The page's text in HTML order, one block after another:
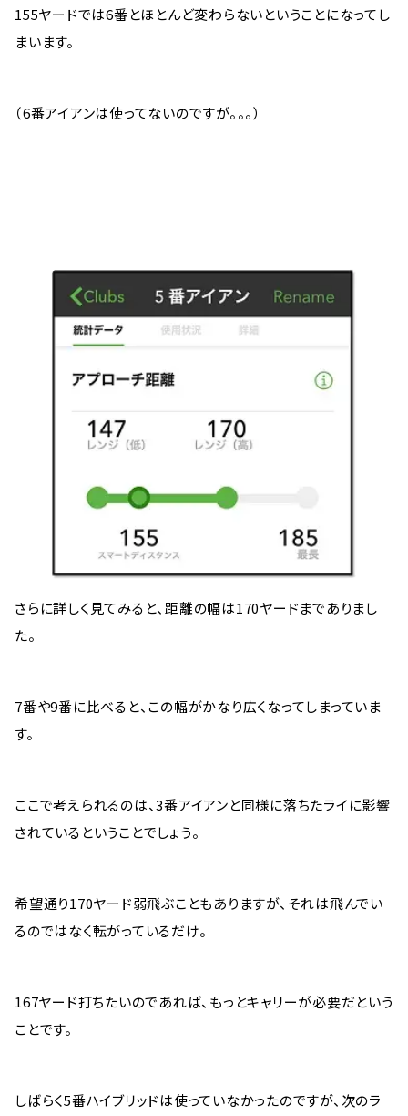
155ヤードでは6番とほとんど変わらないということになってし
まいます。
（6番アイアンは使ってないのですが。。。）
さらに詳しく見てみると、距離の幅は170ヤードまでありまし
た。
7番や9番に比べると、この幅がかなり広くなってしまっていま
す。
ここで考えられるのは、3番アイアンと同様に落ちたライに影響
されているということでしょう。
希望通り170ヤード弱飛ぶこともありますが、それは飛んでい
るのではなく転がっているだけ。
167ヤード打ちたいのであれば、もっとキャリーが必要だという
ことです。
しばらく5番ハイブリッドは使っていなかったのですが、次のラ